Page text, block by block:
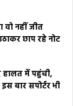
वो नहीं जीत
छाप रहे नोट
में पहुंची,
बार सपोर्टर भी